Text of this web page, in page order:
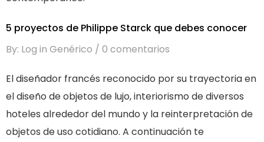
5 proyectos de Philippe Starck que debes conocer
By: Log in Genérico
0 comentarios
Eldiseñador francés reconocido por su trayectoria en
el diseño de objetos de lujo, interiorismo de diversos
hoteles alrededor del mundo y la reinterpretación de
objetos de uso cotidiano. A continuación te